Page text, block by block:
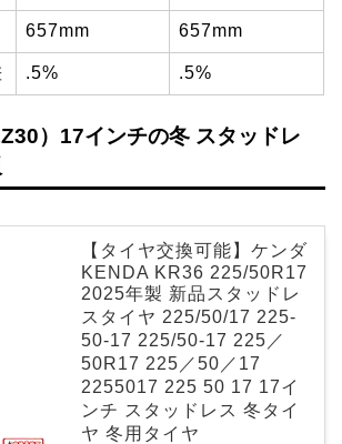
657mm 657mm
.5% .5%
）17インチの冬 スタッドレ
【タイヤ交換可能】ケンダ
KENDA KR36 225/50R17
2025年製 新品スタッドレ
スタイヤ 225/50/17 225-
50-17 225/50-17 225／
50R17 225／50／17
2255017 225 50 17 17イ
ンチ スタッドレス 冬タイ
ヤ 冬用タイヤ